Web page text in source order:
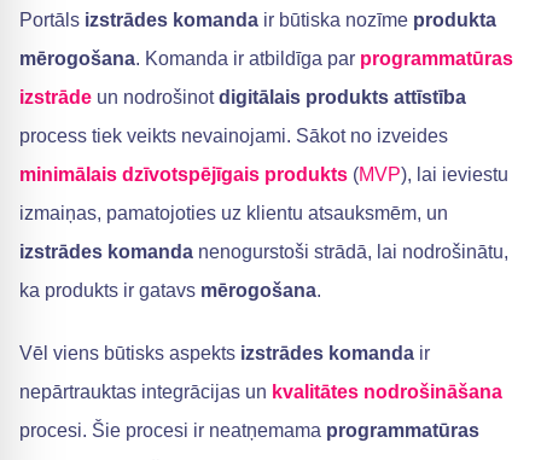
Portāls izstrādes komanda ir būtiska nozīme produkta
mērogošana. Komanda ir atbildīga par programmatūras
izstrāde un nodrošinotdigitālais produkts attīstība
process tiek veikts nevainojami. Sākot no izveides
minimālais dzīvotspējīgais produkts (MVP), lai ieviestu
izmaiņas, pamatojoties uz klientu atsauksmēm, un
izstrādes komanda nenogurstoši strādā, lai nodrošinātu,
ka produkts ir gatavs mērogošana.
Vēl viens būtisks aspekts izstrādes komanda ir
nepārtrauktas integrācijas un kvalitātes nodrošināšana
procesi. Šie procesi ir neatņemama programmatūras